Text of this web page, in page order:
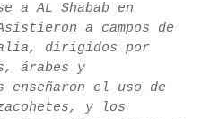
a AL Shabab en
a campos de
dirigidos por
árabes y
el uso de
y los